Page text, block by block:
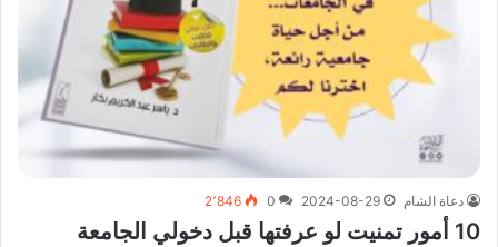
دعاة الشام 2024-08-29
0 2٬846
10 أمور تمنيت لو عرفتها قبل دخولي الجامعة